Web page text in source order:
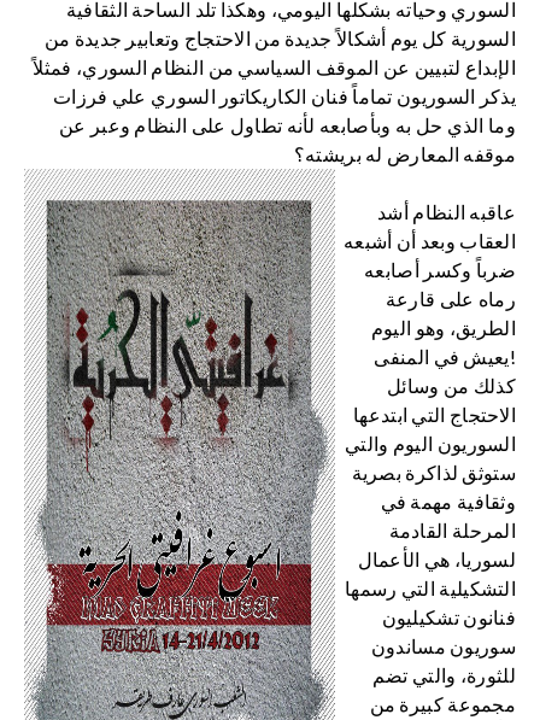
السوري وحياته بشكلها اليومي، وهكذا تلد الساحة الثقافية
السورية كل يوم أشكالاً جديدة من الاحتجاج وتعابير جديدة من
الإبداع لتبيين عن الموقف السياسي من النظام السوري، فمثلاً
يذكر السوريون تماماً فنان الكاريكاتور السوري علي فرزات
وما الذي حل به وبأصابعه لأنه تطاول على النظام وعبر عن
موقفه المعارض له بريشته؟
عاقبه النظام أشد
العقاب وبعد أن أشبعه
ضرباً وكسر أصابعه
رماه على قارعة
الطريق، وهو اليوم
يعيش في المنفى!
كذلك من وسائل
الاحتجاج التي ابتدعها
السوريون اليوم والتي
ستوثق لذاكرة بصرية
وثقافية مهمة في
المرحلة القادمة
لسوريا، هي الأعمال
التشكيلية التي رسمها
فنانون تشكيليون
سوريون مساندون
للثورة، والتي تضم
مجموعة كبيرة من